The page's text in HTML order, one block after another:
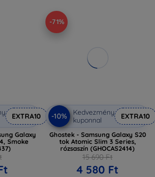
EXTRA10
Galaxy
Smoke
-71%
-10%
Kedvezmény
kuponnal
EXTRA10
Ghostek - Samsung Galaxy S20
tok Atomic Slim 3 Series,
rózsaszín (GHOCAS2414)
15 690 Ft
4 580 Ft